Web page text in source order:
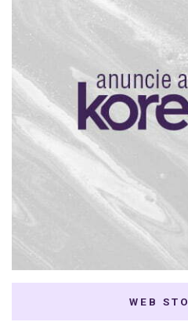
WEB
7 K-dramas Enemies